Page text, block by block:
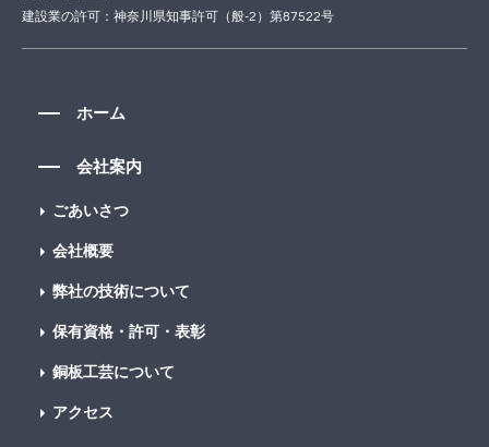
建設業の許可：神奈川県知事許可（般-2）第87522号
ホーム
会社案内
ごあいさつ
会社概要
弊社の技術について
保有資格・許可・表彰
銅板工芸について
アクセス